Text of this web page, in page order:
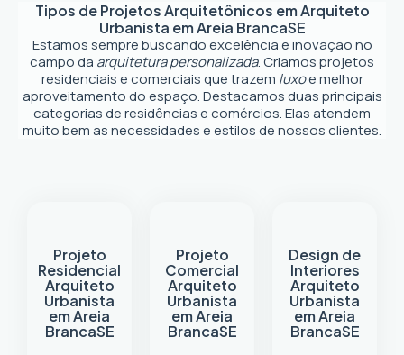
Tipos de Projetos Arquitetônicos emArquiteto
Urbanista em Areia BrancaSE
Estamos sempre buscando excelência e inovação no
campo da arquitetura personalizada. Criamos projetos
residenciais e comerciais que trazem luxoe melhor
aproveitamento do espaço. Destacamos duas principais
categorias de residências e comércios. Elas atendem
muito bem as necessidades e estilos de nossos clientes.
Projeto
Residencial
Arquiteto
Urbanista
em Areia
BrancaSE
Projeto
Comercial
Arquiteto
Urbanista
em Areia
BrancaSE
Design de
Interiores
Arquiteto
Urbanista
em Areia
BrancaSE